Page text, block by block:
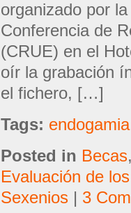
organizado por
Conferencia de
(CRUE) en el
oír la grabación
el fichero, […]
Tags: endogamia
Posted in Becas
Evaluación de
Sexenios | 3